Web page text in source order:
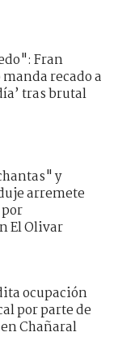
Fran
recado a
tras brutal
y
arremete
El Olivar
ocupación
por parte de
Chañaral